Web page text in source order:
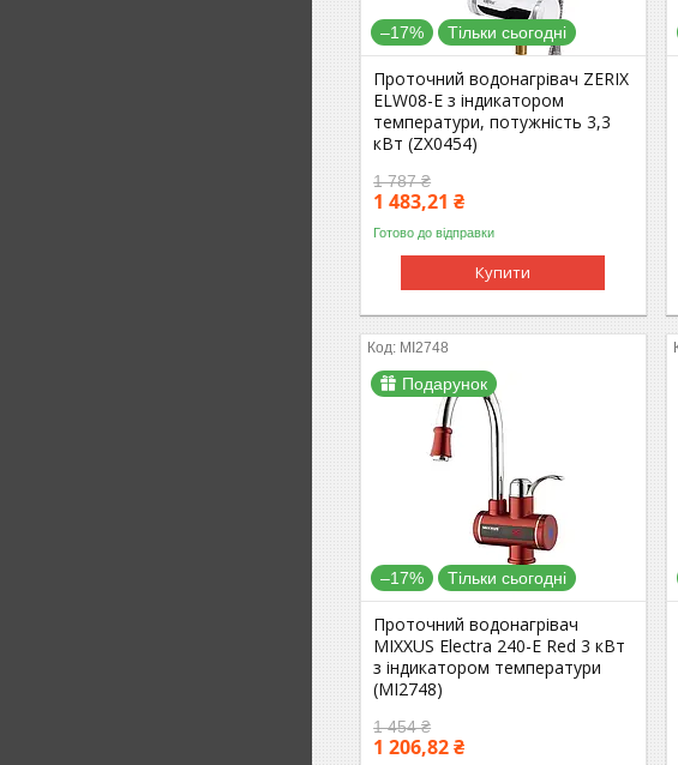
–17% Тільки сьогодні
Проточний водонагрівач ZERIX
ELW08-E з індикатором
температури, потужність 3,3
кВт (ZX0454)
1 787 ₴
1 483,21 ₴
Готово до відправки
Купити
MI2748
Подарунок
–17% Тільки сьогодні
Проточний водонагрівач
MIXXUS Electra 240-E Red 3 кВт
з індикатором температури
(MI2748)
1 454 ₴
1 206,82 ₴